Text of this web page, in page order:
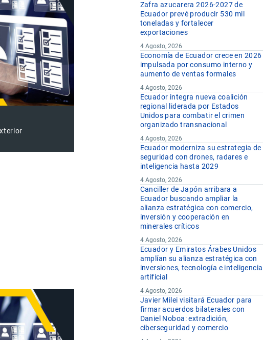
Zafra azucarera 2026-2027 de
Ecuador prevé producir 530 mil
toneladas y fortalecer
exportaciones
4 Agosto, 2026
Economía de Ecuador crece en 2026
impulsada por consumo interno y
aumento de ventas formales
4 Agosto, 2026
Ecuador integra nueva coalición
regional liderada por Estados
Unidos para combatir el crimen
organizado transnacional
4 Agosto, 2026
Ecuador moderniza su estrategia de
seguridad con drones, radares e
inteligencia hasta 2029
4 Agosto, 2026
Canciller de Japón arribara a
Ecuador buscando ampliar la
alianza estratégica con comercio,
inversión y cooperación en
minerales críticos
4 Agosto, 2026
Ecuador y Emiratos Árabes Unidos
amplían su alianza estratégica con
inversiones, tecnología e inteligencia
artificial
4 Agosto, 2026
Javier Milei visitará Ecuador para
firmar acuerdos bilaterales con
Daniel Noboa: extradición,
ciberseguridad y comercio